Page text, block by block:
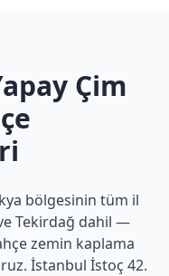
Çim
bölgesinin tüm il
Tekirdağ dahil —
zemin kaplama
İstanbul İstoç 42.